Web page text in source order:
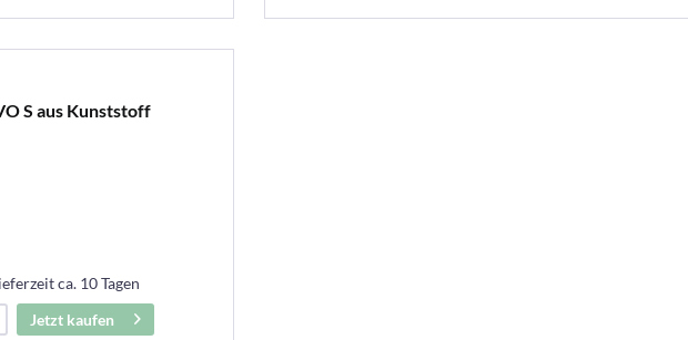
S aus Kunststoff
ca. 10 Tagen
Jetzt kaufen